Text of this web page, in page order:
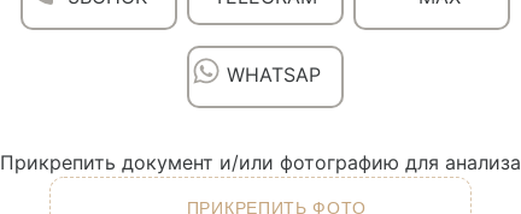
WHATSAP
Прикрепить документ и/или фотографию для анализа